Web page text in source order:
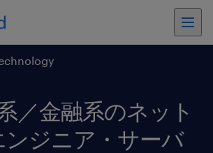
／金融系のネット
ンジニア・サーバ